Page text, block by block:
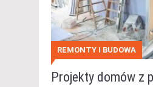
REMONTY I BUDOWA
Projekty domów z